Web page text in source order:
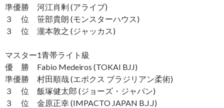
準優勝 河江肖剰 (アライブ)
３ 位 笹部貴朗 (モンスターハウス)
３ 位 瀧本敦之 (ジャッカス)
マスター1青帯ライト級
優 勝 Fabio Medeiros (TOKAI BJJ)
準優勝 村田順哉 (エボクス ブラジリアン柔術)
３ 位 飯塚健太郎 (ジョーズ・ジャパン)
３ 位 金原正幸 (IMPACTO JAPAN B.J.J)